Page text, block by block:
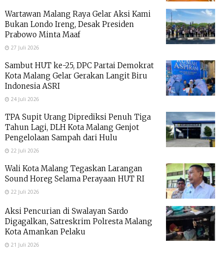
Wartawan Malang Raya Gelar Aksi Kami
Bukan Londo Ireng, Desak Presiden
Prabowo Minta Maaf
27 Juli 2026
Sambut HUT ke-25, DPC Partai Demokrat
Kota Malang Gelar Gerakan Langit Biru
Indonesia ASRI
24 Juli 2026
TPA Supit Urang Diprediksi Penuh Tiga
Tahun Lagi, DLH Kota Malang Genjot
Pengelolaan Sampah dari Hulu
22 Juli 2026
Wali Kota Malang Tegaskan Larangan
Sound Horeg Selama Perayaan HUT RI
22 Juli 2026
Aksi Pencurian di Swalayan Sardo
Digagalkan, Satreskrim Polresta Malang
Kota Amankan Pelaku
21 Juli 2026